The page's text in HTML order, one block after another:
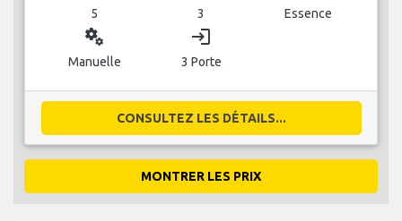
5 3 Essence
miscellaneous_services
Manuelle
login
3 Porte
CONSULTEZ LES DÉTAILS...
MONTRER LES PRIX